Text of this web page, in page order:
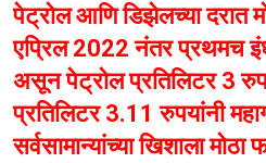
पेट्रोल आणि डिझेलच्या दरात
एप्रिल 2022 नंतर प्रथमच
असून पेट्रोल प्रतिलिटर 3
प्रतिलिटर 3.11 रुपयांनी
सर्वसामान्यांच्या खिशाला